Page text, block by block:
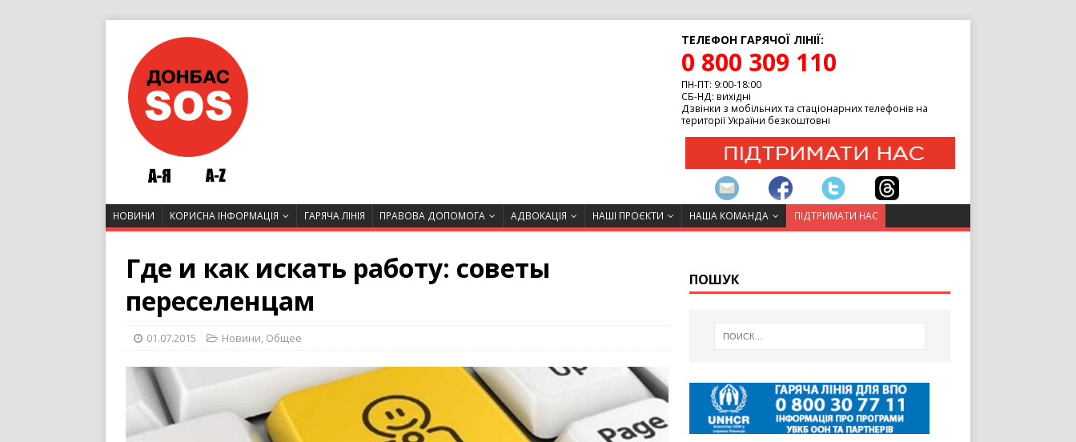
ТЕЛЕФОН ГАРЯЧОЇ ЛІНІЇ:
0 800 309 110
ПН-ПТ: 9:00-18:00
СБ-НД: вихідні
Дзвінки з мобільних та стаціонарних телефонів на
території України безкоштовні
НОВИНИ КОРИСНА ІНФОРМАЦІЯ ГАРЯЧА ЛІНІЯ ПРАВОВА ДОПОМОГА АДВОКАЦІЯ НАШІ ПРОЄКТИ НАША КОМАНДА ПІДТРИМАТИ НАС
Где и как искать работу: советы
переселенцам
01.07.2015 Новини, Общее
ПОШУК